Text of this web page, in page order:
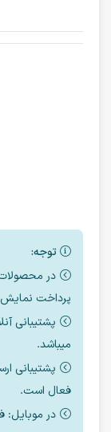
توجه:
در محصولات
پرداخت
میباشد.
فعال است.